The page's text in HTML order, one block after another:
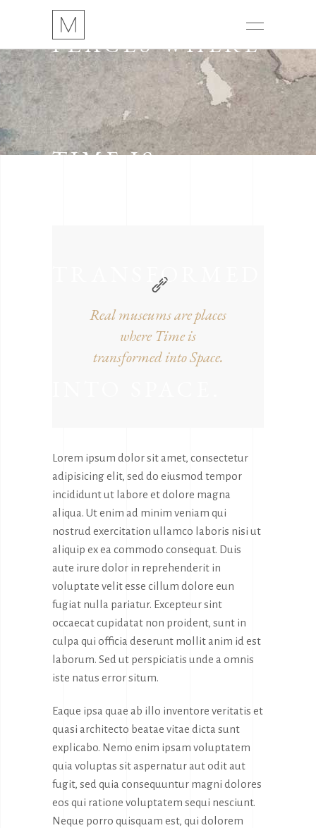
PLACES WHERE
TIME IS
TRANSFORMED
Real museums are places
where Time is
transformed into Space.
Lorem ipsum dolor sit amet, consectetur
adipisicing elit, sed do eiusmod tempor
incididunt ut labore et dolore magna
aliqua. Ut enim ad minim veniam qui
nostrud exercitation ullamco laboris nisi ut
aliquip ex ea commodo consequat. Duis
aute irure dolor in reprehenderit in
voluptate velit esse cillum dolore eun
fugiat nulla pariatur. Excepteur sint
occaecat cupidatat non proident, sunt in
culpa qui officia deserunt mollit anim id est
laborum. Sed ut perspiciatis unde a omnis
iste natus error situm.
Eaque ipsa quae ab illo inventore veritatis et
quasi architecto beatae vitae dicta sunt
explicabo. Nemo enim ipsam voluptatem
quia voluptas sit aspernatur aut odit aut
fugit, sed quia consequuntur magni dolores
eos qui ratione voluptatem sequi nesciunt.
Neque porro quisquam est, qui dolorem